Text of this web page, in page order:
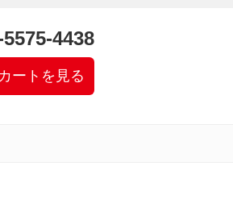
4438
カートを見る